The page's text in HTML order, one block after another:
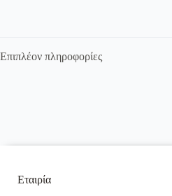
Επιπλέον πληροφορίες
Εταιρία